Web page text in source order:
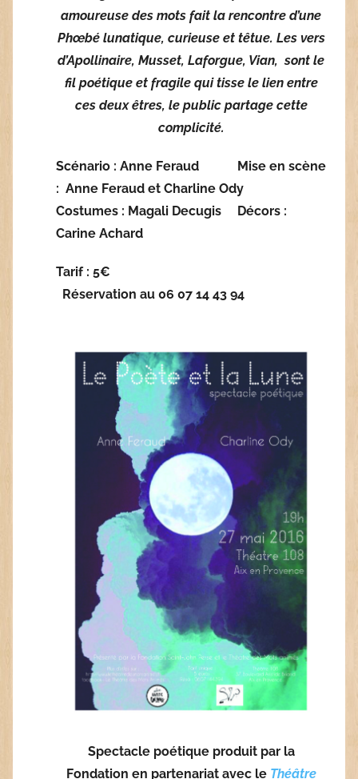
amoureuse des mots fait la rencontre d’une
Phœbé lunatique, curieuse et têtue. Les vers
d’Apollinaire, Musset, Laforgue, Vian, sont le
fil poétique et fragile qui tisse le lien entre
ces deux êtres, le public partage cette
complicité.
Scénario : Anne Feraud Mise en scène
: Anne Feraud et Charline Ody
Costumes : Magali Decugis Décors :
Carine Achard
Tarif : 5€
Réservation au 06 07 14 43 94
Spectacle poétique produit par la
Fondation en partenariat avec le Théâtre